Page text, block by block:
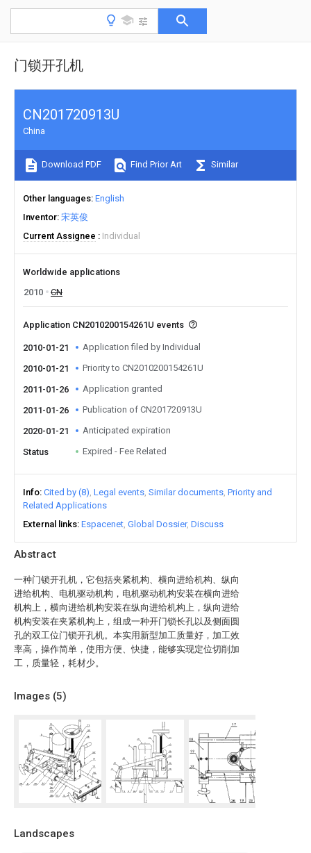
门锁开孔机
Abstract
一种门锁开孔机，它包括夹紧机构、横向进给机构、纵向
进给机构、电机驱动机构，电机驱动机构安装在横向进给
机构上，横向进给机构安装在纵向进给机构上，纵向进给
机构安装在夹紧机构上，组成一种开门锁长孔以及侧面圆
孔的双工位门锁开孔机。本实用新型加工质量好，加工效
率高，操作简单，使用方便、快捷，能够实现定位切削加
工，质量轻，耗材少。
Images (5)
Landscapes
CN201720913U
China
Download PDF Find Prior Art Similar
Other languages English
Inventor 宋英俊
Current Assignee
Individual
Worldwide applications
2010
CN
Application CN2010200154261U events
2010-01-21 Application filed by Individual
2010-01-21 Priority to CN2010200154261U
2011-01-26 Application granted
2011-01-26 Publication of CN201720913U
2020-01-21 Anticipated expiration
Status Expired - Fee Related
Info Cited by (8) Legal events Similar documents Priority and
Related Applications
External links Espacenet Global Dossier Discuss